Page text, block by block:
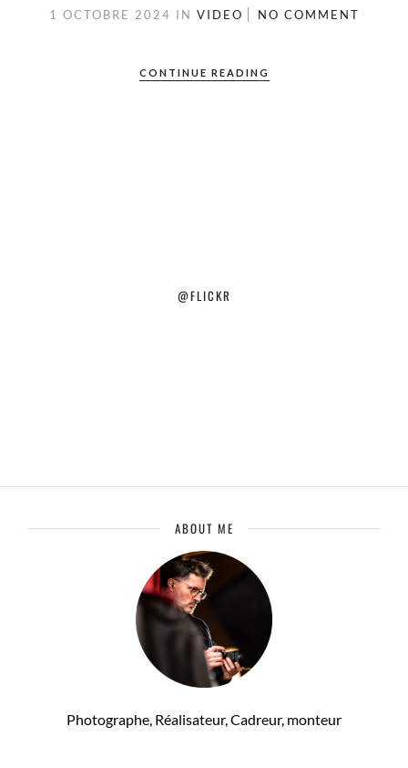
1 OCTOBRE 2024 IN VIDEO NO COMMENT
CONTINUE READING
@FLICKR
ABOUT ME
Photographe, Réalisateur, Cadreur, monteur